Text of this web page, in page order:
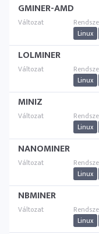
GMINER-AMD
Linux
LOLMINER
Linux
MINIZ
Linux
NANOMINER
Linux
NBMINER
Linux